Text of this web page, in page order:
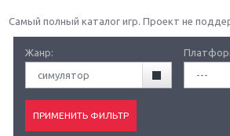
Самый полный каталог игр. Проект не
Жанр:
симулятор ---